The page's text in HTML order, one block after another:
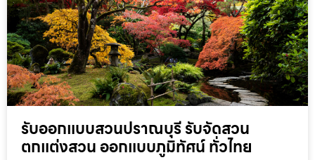
รับออกแบบสวนปราณบุรี รับจัดสวน
ตกแต่งสวน ออกแบบภูมิทัศน์ ทั่วไทย